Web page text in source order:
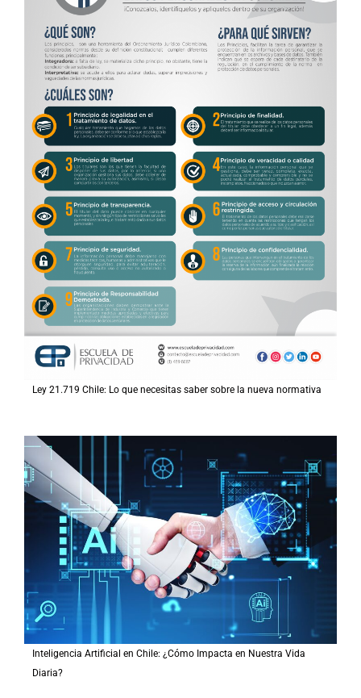
Ley 21.719 Chile: Lo que necesitas saber sobre la nueva normativa
Inteligencia Artificial en Chile: ¿Cómo Impacta en Nuestra Vida
Diaria?